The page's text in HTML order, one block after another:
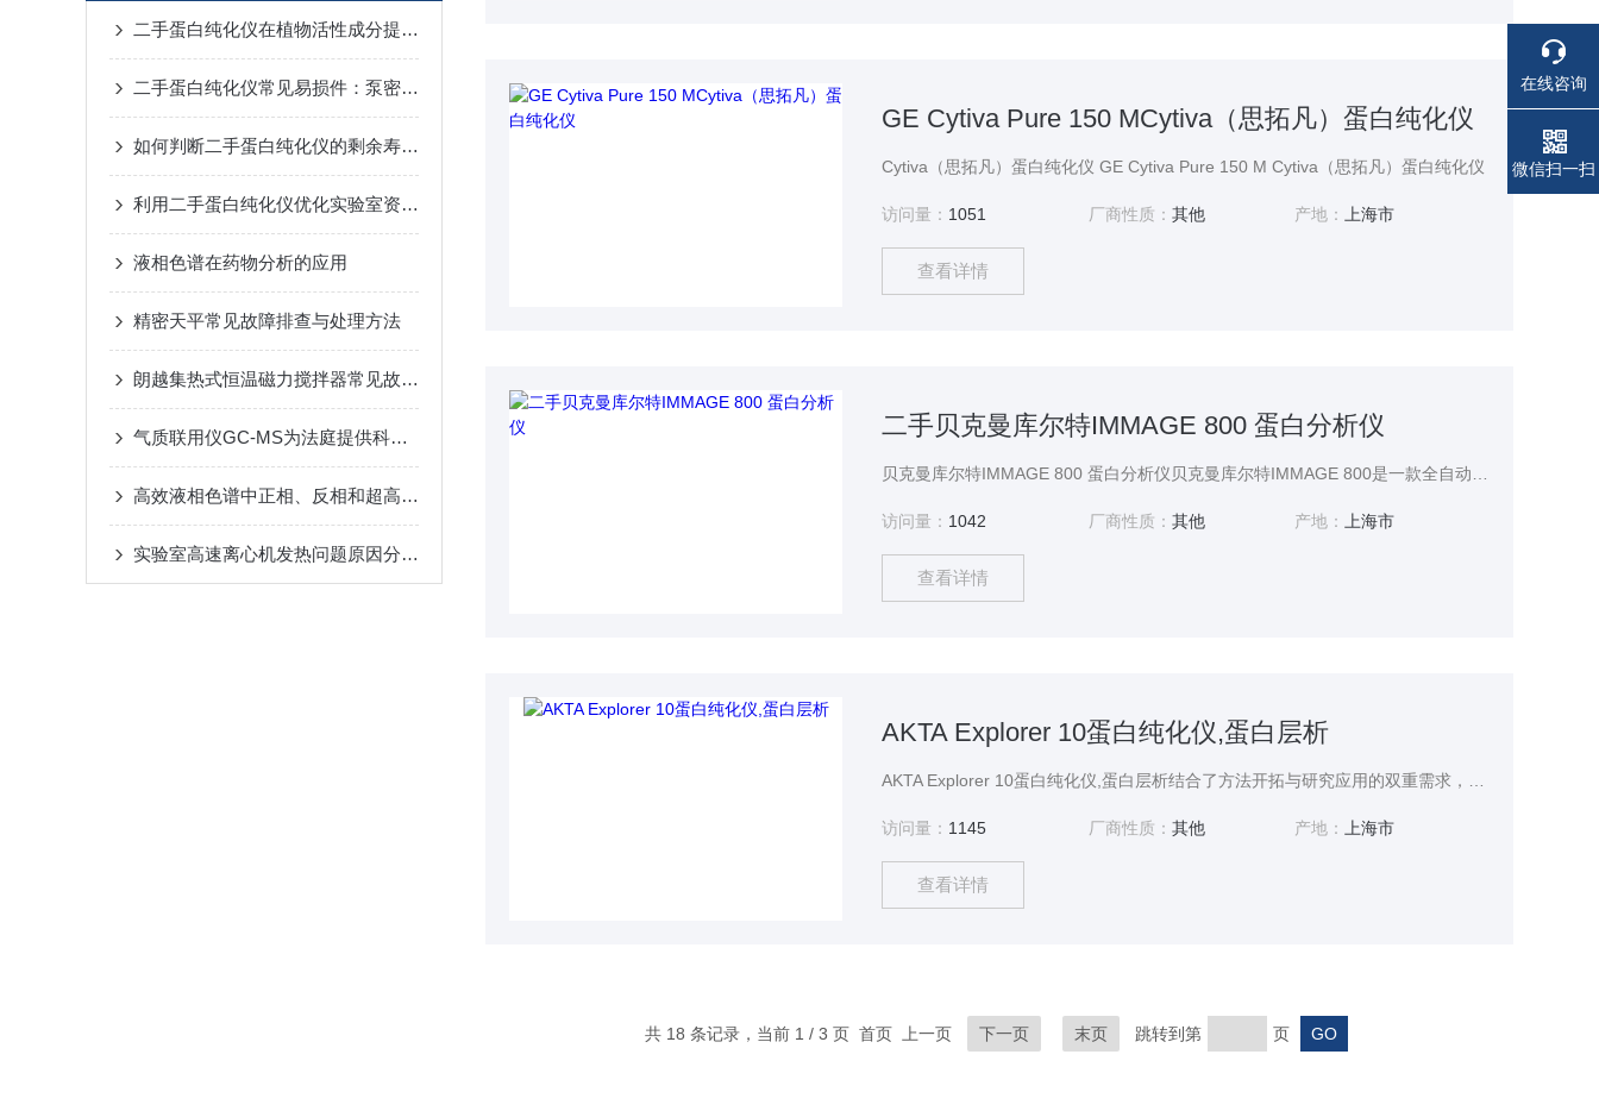
二手蛋白纯化仪在植物活性成分提取中的应用
二手蛋白纯化仪常见易损件：泵密封圈、混合器与单向阀
如何判断二手蛋白纯化仪的剩余寿命？
利用二手蛋白纯化仪优化实验室资源配置
液相色谱在药物分析的应用
精密天平常见故障排查与处理方法
朗越集热式恒温磁力搅拌器常见故障及处理方法
气质联用仪GC-MS为法庭提供科学证据
高效液相色谱中正相、反相和超高效3种有何不同
实验室高速离心机发热问题原因分析及解决对策
GE Cytiva Pure 150 MCytiva（思拓凡）蛋白纯化仪
Cytiva（思拓凡）蛋白纯化仪 GE Cytiva Pure 150 M Cytiva（思拓凡）蛋白纯化仪
访问量： 1051 厂商性质： 其他 产地： 上海市
查看详情
二手贝克曼库尔特IMMAGE 800 蛋白分析仪
访问量： 1042 厂商性质： 其他 产地： 上海市
查看详情
AKTA Explorer 10蛋白纯化仪,蛋白层析
访问量： 1145 厂商性质： 其他 产地： 上海市
查看详情
共 18 条记录，当前 1 / 3 页 首页 上一页 下一页 末页 跳转到第 页
在线咨询
电话
电话
微信扫一扫